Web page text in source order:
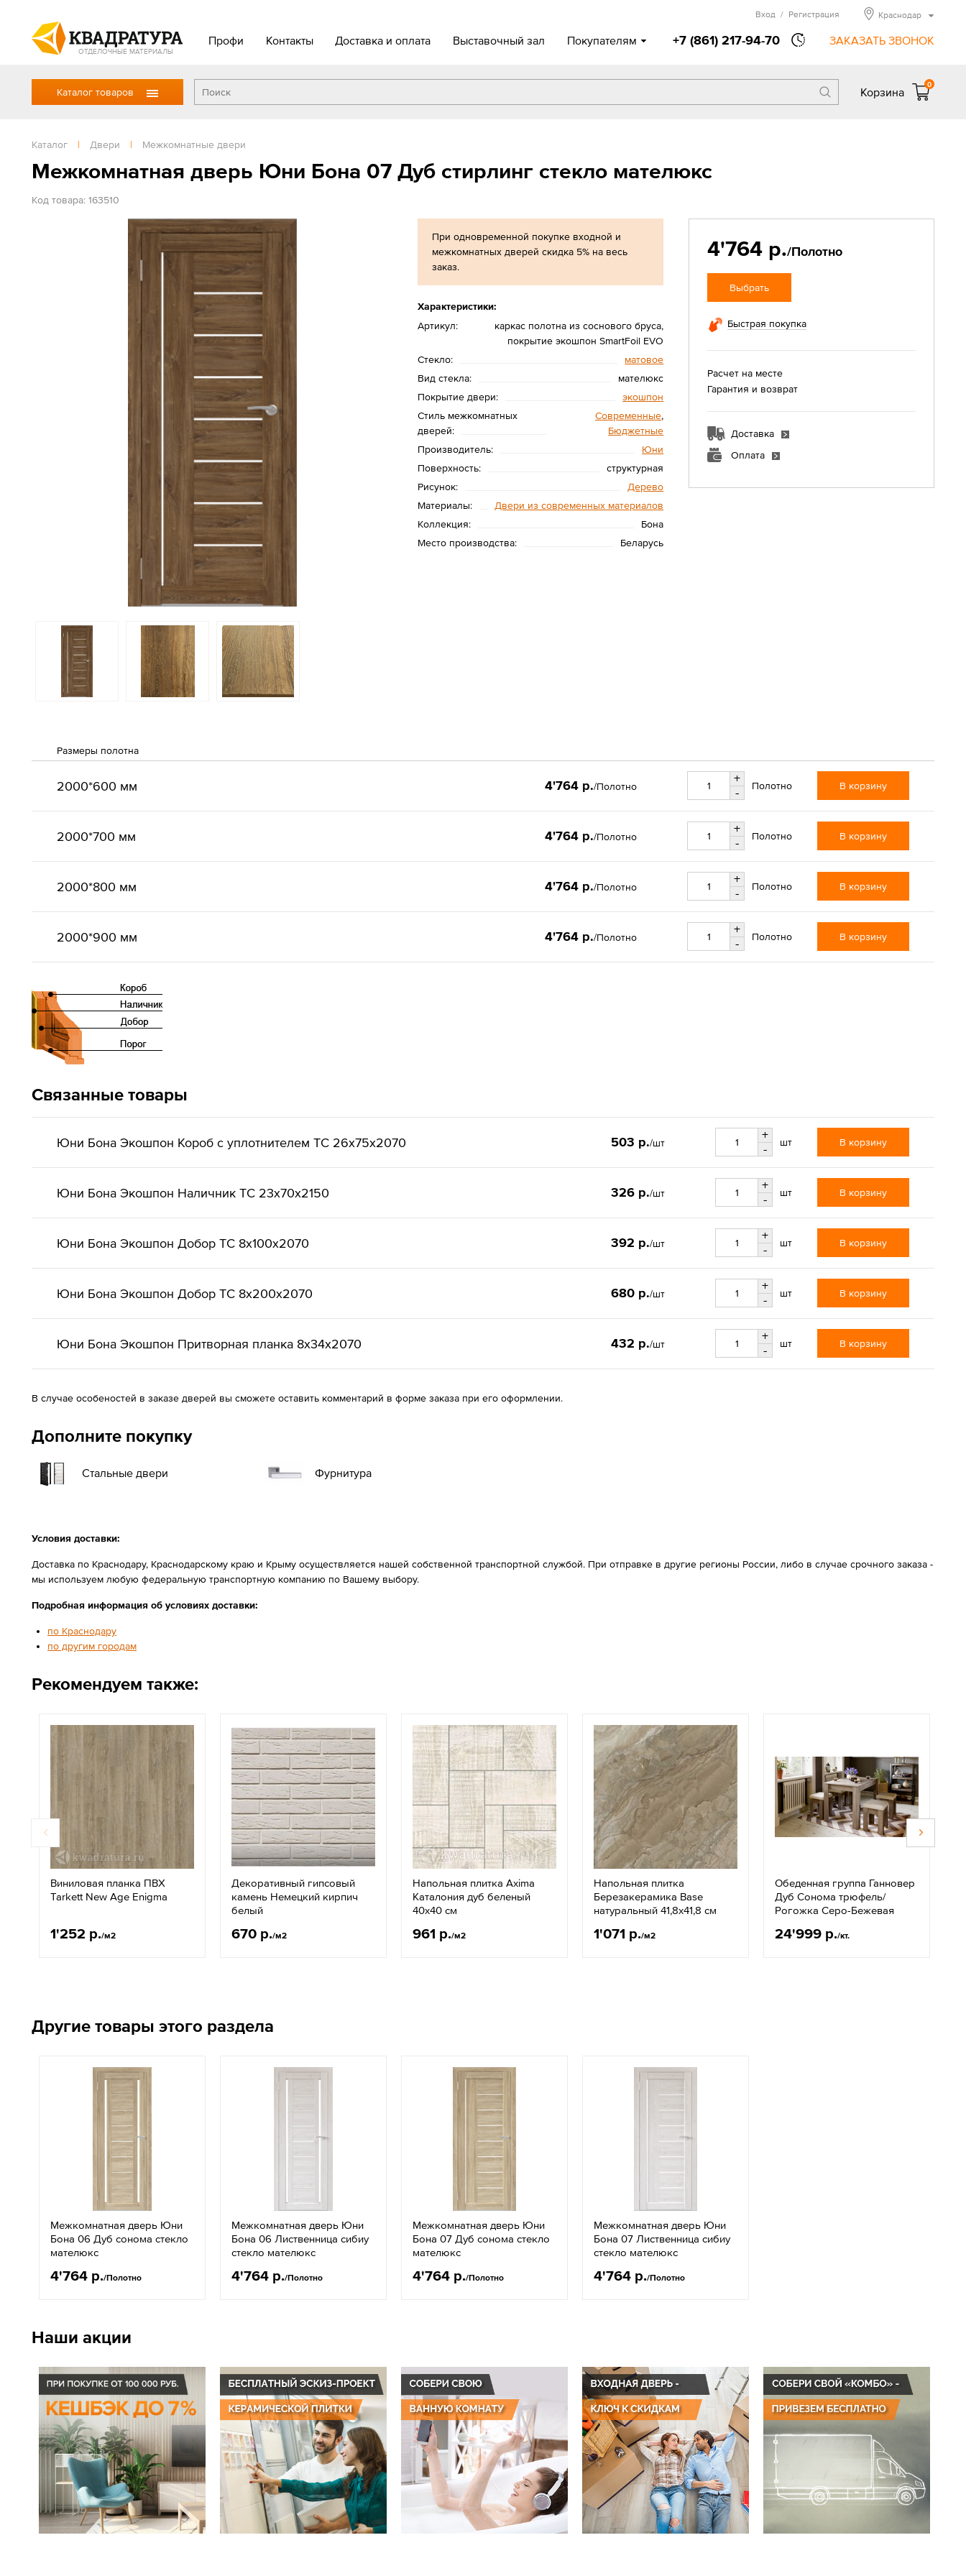
ОТДЕЛОЧНЫЕ МАТЕРИАЛЫ
Профи Контакты Доставка и оплата Выставочный зал Покупателям +7 (861) 217-94-70 ЗАКАЗАТЬ ЗВОНОК
Вход / Регистрация Краснодар
Каталог товаров Корзина
0
Каталог | Двери | Межкомнатные двери
Межкомнатная дверь Юни Бона 07 Дуб стирлинг стекло мателюкс
Код товара: 163510
При одновременной покупке входной и
межкомнатных дверей скидка 5% на весь
заказ.
Характеристики:
Артикул:
каркас полотна из соснового бруса,
покрытие экошпон SmartFoil EVO
Стекло:
матовое
Вид стекла:
мателюкс
Покрытие двери:
экошпон
Стиль межкомнатных
дверей:
Современные,
Бюджетные
Производитель:
Юни
Поверхность:
структурная
Рисунок:
Дерево
Материалы:
Двери из современных материалов
Коллекция:
Бона
Место производства:
Беларусь
4'764 р./Полотно
Выбрать
Быстрая покупка
Расчет на месте
Гарантия и возврат
Доставка
Оплата
Размеры полотна
2000*600 мм 4'764 р./Полотно
+
-
Полотно В корзину
2000*700 мм 4'764 р./Полотно
+
-
Полотно В корзину
2000*800 мм 4'764 р./Полотно
+
-
Полотно В корзину
2000*900 мм 4'764 р./Полотно
+
-
Полотно В корзину
Связанные товары
Юни Бона Экошпон Короб с уплотнителем ТС 26x75x2070 503 р./шт
+
-
шт В корзину
Юни Бона Экошпон Наличник ТС 23x70x2150 326 р./шт
+
-
шт В корзину
Юни Бона Экошпон Добор ТС 8x100x2070 392 р./шт
+
-
шт В корзину
Юни Бона Экошпон Добор ТС 8x200x2070 680 р./шт
+
-
шт В корзину
Юни Бона Экошпон Притворная планка 8x34x2070 432 р./шт
+
-
шт В корзину
В случае особеностей в заказе дверей вы сможете оставить комментарий в форме заказа при его оформлении.
Дополните покупку
Стальные двери Фурнитура
Условия доставки:
Доставка по Краснодару, Краснодарскому краю и Крыму осуществляется нашей собственной транспортной службой. При отправке в другие регионы России, либо в случае срочного заказа -
мы используем любую федеральную транспортную компанию по Вашему выбору.
Подробная информация об условиях доставки:
по Краснодару
по другим городам
Рекомендуем также:
Виниловая планка ПВХ
Tarkett New Age Enigma
1'252 р./м2
Декоративный гипсовый
камень Немецкий кирпич
белый
670 р./м2
Напольная плитка Axima
Каталония дуб беленый
40х40 см
961 р./м2
Напольная плитка
Березакерамика Base
натуральный 41,8х41,8 см
1'071 р./м2
Обеденная группа Ганновер
Дуб Сонома трюфель/
Рогожка Серо-Бежевая
24'999 р./кт.
Другие товары этого раздела
Межкомнатная дверь Юни
Бона 06 Дуб сонома стекло
мателюкс
4'764 р./Полотно
Межкомнатная дверь Юни
Бона 06 Лиственница сибиу
стекло мателюкс
4'764 р./Полотно
Межкомнатная дверь Юни
Бона 07 Дуб сонома стекло
мателюкс
4'764 р./Полотно
Межкомнатная дверь Юни
Бона 07 Лиственница сибиу
стекло мателюкс
4'764 р./Полотно
Наши акции